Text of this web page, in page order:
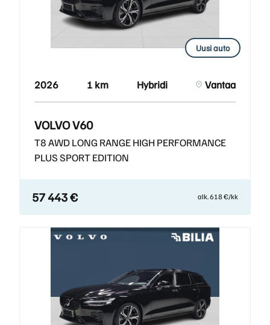
Uusi auto
2026 1 km Hybridi Vantaa
VOLVO V60
T8 AWD LONG RANGE HIGH PERFORMANCE
PLUS SPORT EDITION
57 443 € alk. 618 €/kk